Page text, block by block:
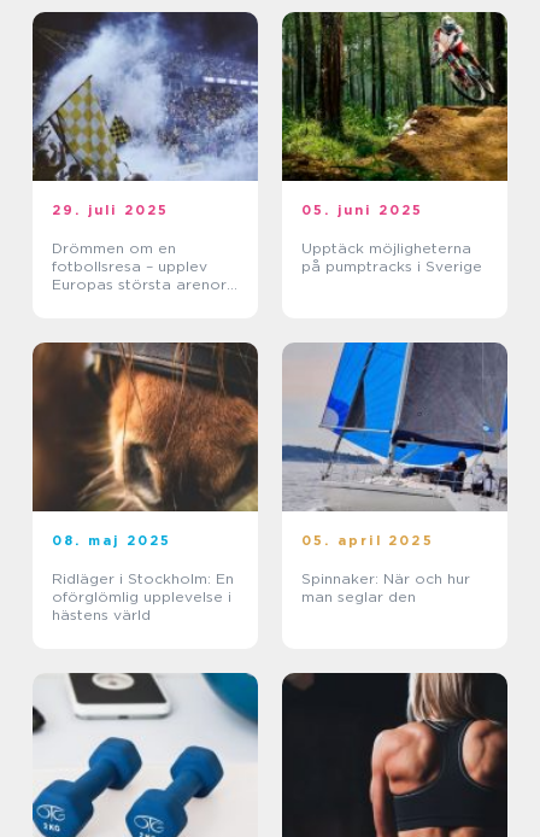
29. juli 2025
Drömmen om en
fotbollsresa – upplev
Europas största arenor
05. juni 2025
Upptäck möjligheterna
på pumptracks i Sverige
08. maj 2025
Ridläger i Stockholm: En
oförglömlig upplevelse i
hästens värld
05. april 2025
Spinnaker: När och hur
man seglar den